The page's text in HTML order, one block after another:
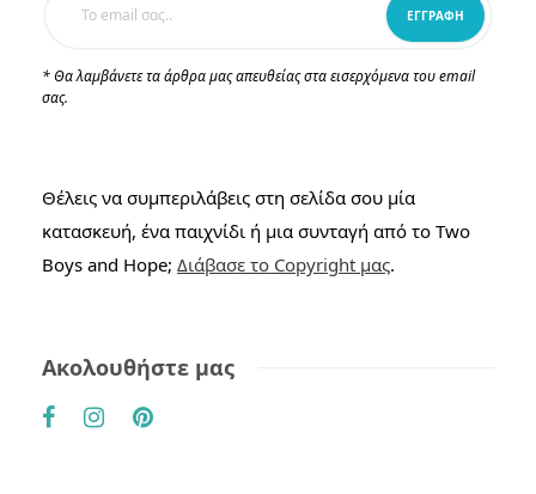
* Θα λαμβάνετε τα άρθρα μας απευθείας στα εισερχόμενα του email
σας.
Θέλεις να συμπεριλάβεις στη σελίδα σου μία
κατασκευή, ένα παιχνίδι ή μια συνταγή από το Two
Boys and Hope; Διάβασε το Copyright μας.
Ακολουθήστε μας